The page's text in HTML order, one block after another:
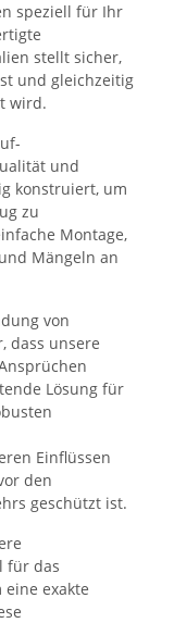
speziell für Ihr
stellt sicher,
und gleichzeitig
wird.
und
konstruiert, um
zu
Montage,
Mängeln an
von
dass unsere
Lösung für
Einflüssen
den
geschützt ist.
für das
exakte